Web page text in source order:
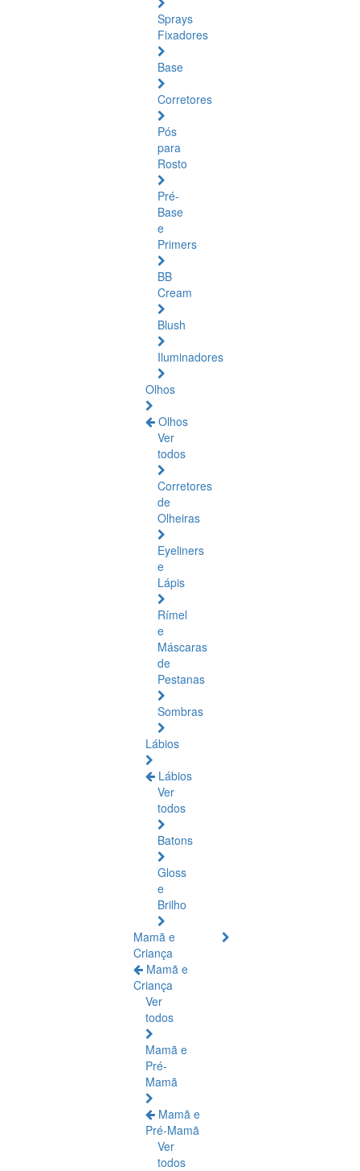
Sprays
Fixadores
Base
Corretores
Pós
para
Rosto
Pré-
Base
e
Primers
BB
Cream
Blush
Iluminadores
Olhos
Olhos
Ver
todos
Corretores
de
Olheiras
Eyeliners
e
Lápis
Rímel
e
Máscaras
de
Pestanas
Sombras
Lábios
Lábios
Ver
todos
Batons
Gloss
e
Brilho
Mamã e
Criança
Mamã e
Criança
Ver
todos
Mamã e
Pré-
Mamã
Mamã e
Pré-Mamã
Ver
todos